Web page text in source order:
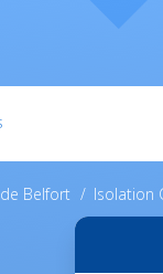
Belfort / Isolation